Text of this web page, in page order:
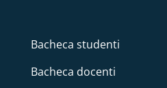
Bacheca studenti
Bacheca docenti